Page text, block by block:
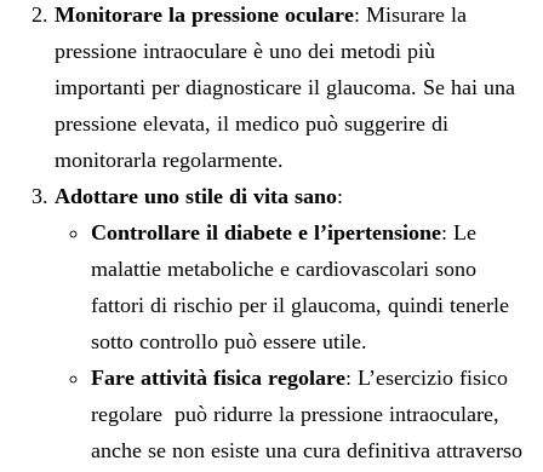
Monitorare la pressione oculare: Misurare la
pressione intraoculare è uno dei metodi più
importanti per diagnosticare il glaucoma. Se hai una
pressione elevata, il medico può suggerire di
monitorarla regolarmente.
Adottare uno stile di vita sano:
Controllare il diabete e l’ipertensione: Le
malattie metaboliche e cardiovascolari sono
fattori di rischio per il glaucoma, quindi tenerle
sotto controllo può essere utile.
Fare attività fisica regolare: L’esercizio fisico
regolare può ridurre la pressione intraoculare,
anche se non esiste una cura definitiva attraverso